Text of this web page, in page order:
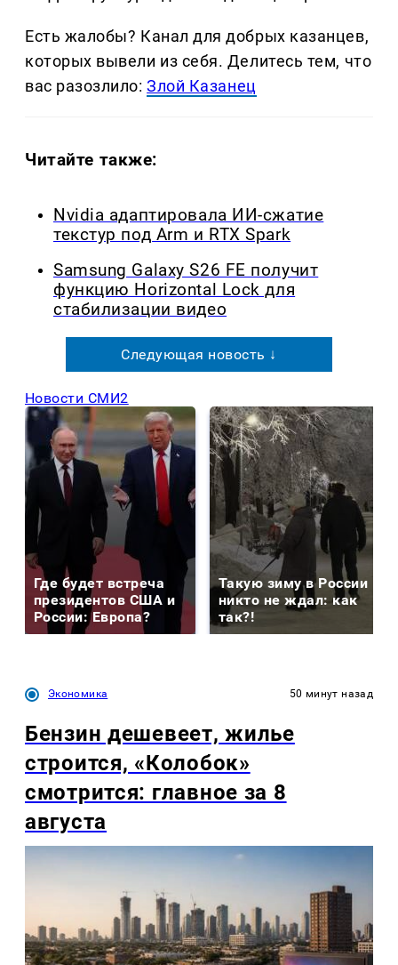
Есть жалобы? Канал для добрых казанцев,
которых вывели из себя. Делитеcь тем, что
вас разозлило:Злой Казанец
Читайте также:
Nvidia адаптировала ИИ-сжатие
текстур под Arm и RTX Spark
Samsung Galaxy S26 FE получит
функцию Horizontal Lock для
стабилизации видео
Следующая новость ↓
Новости СМИ2
Где будет встреча
президентов США и
России: Европа?
Такую зиму в России
никто не ждал: как
так?!
Экономика 50 минут назад
Бензин дешевеет, жилье
строится, «Колобок»
смотрится: главное за 8
августа